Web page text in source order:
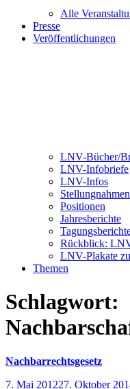
Alle
Presse
Veröffentlichungen
LNV-Bücher/
LNV-Infobriefe
LNV-Infos
Stellungnahmen
Positionen
Jahresberichte
Rückblick:
LNV-Plakate
Themen
Schlagwort:
Nachbarrechtsgesetz
7. Mai 201227. Oktober